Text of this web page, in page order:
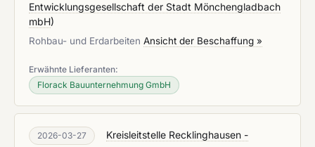
Entwicklungsgesellschaft der Stadt Mönchengladbach
mbH)
Rohbau- und Erdarbeiten Ansicht der Beschaffung »
Erwähnte Lieferanten:
Florack Bauunternehmung GmbH
2026-03-27
Kreisleitstelle Recklinghausen -